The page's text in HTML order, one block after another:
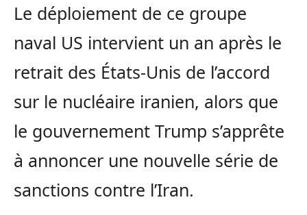
Le déploiement de ce groupe
naval US intervient un an après le
retrait des États-Unis de l’accord
sur le nucléaire iranien, alors que
le gouvernement Trump s’apprête
à annoncer une nouvelle série de
sanctions contre l’Iran.